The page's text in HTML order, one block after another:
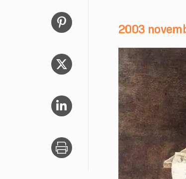
2003